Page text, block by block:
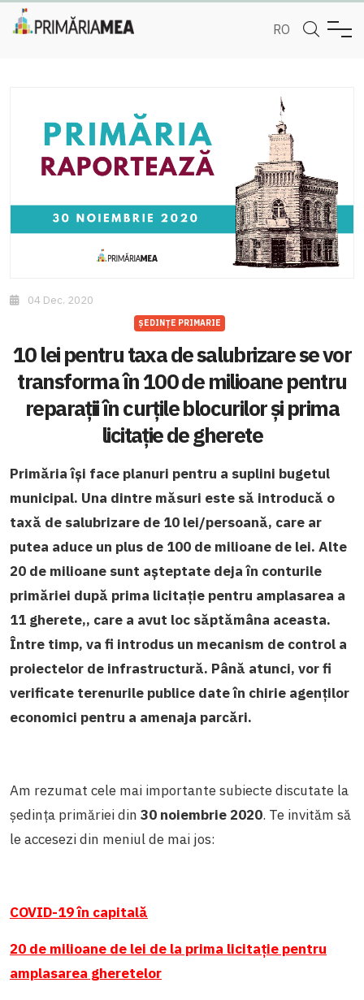
RO
04 Dec. 2020
ȘEDINȚE PRIMARIE
10 lei pentru taxa de salubrizare se vor
transforma în 100 de milioane pentru
reparații în curțile blocurilor și prima
licitație de gherete
Primăria își face planuri pentru a suplini bugetul
municipal. Una dintre măsuri este să introducă o
taxă de salubrizare de 10 lei/persoană, care ar
putea aduce un plus de 100 de milioane de lei. Alte
20 de milioane sunt așteptate deja în conturile
primăriei după prima licitație pentru amplasarea a
11 gherete,, care a avut loc săptămâna aceasta.
Între timp, va fi introdus un mecanism de control a
proiectelor de infrastructură. Până atunci, vor fi
verificate terenurile publice date în chirie agenților
economici pentru a amenaja parcări.
Am rezumat cele mai importante subiecte discutate la
ședința primăriei din 30 noiembrie 2020. Te invităm să
le accesezi din meniul de mai jos:
COVID-19 în capitală
20 de milioane de lei de la prima licitație pentru
amplasarea gheretelor